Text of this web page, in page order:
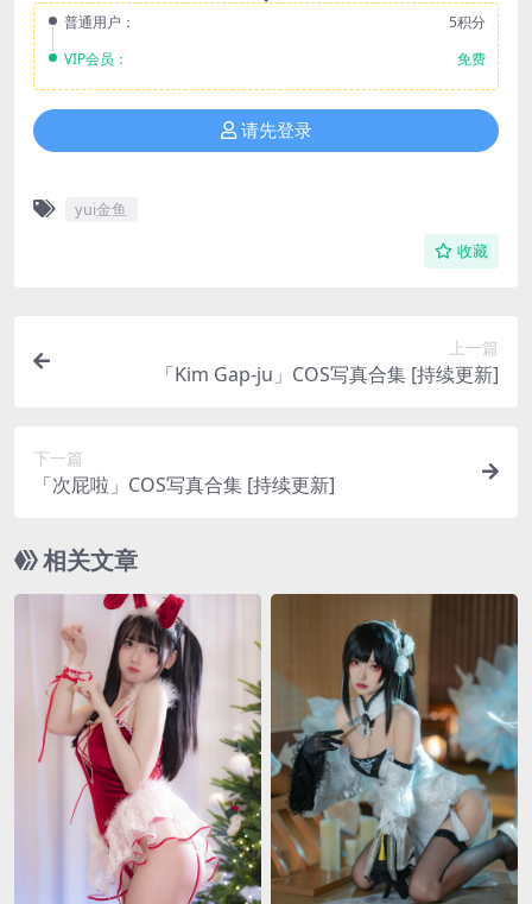
普通用户：
5积分
VIP会员：
免费
请先登录
yui金鱼
收藏
上一篇
「Kim Gap-ju」COS写真合集 [持续更新]
下一篇
「次屁啦」COS写真合集 [持续更新]
相关文章